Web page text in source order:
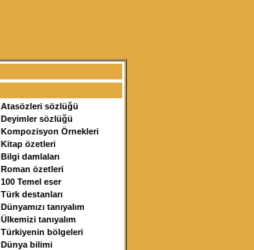
Atasözleri sözlüğü
Deyimler sözlüğü
Kompozisyon Örnekleri
Kitap özetleri
Bilgi damlaları
Roman özetleri
100 Temel eser
Türk destanları
Dünyamızı tanıyalım
Ülkemizi tanıyalım
Türkiyenin bölgeleri
Dünya bilimi